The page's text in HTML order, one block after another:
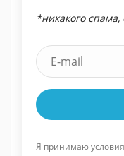
*никакого
Я принимаю условия